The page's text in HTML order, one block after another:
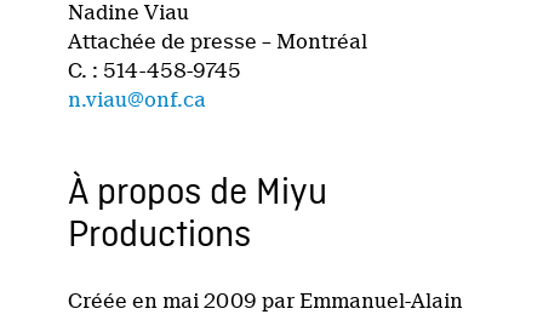
Nadine Viau
Attachée de presse – Montréal
C. : 514-458-9745
n.viau@onf.ca
À propos de Miyu
Productions
Créée en mai 2009 par Emmanuel-Alain